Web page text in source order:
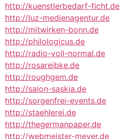
http://kuenstlerbedarf-ficht.de
http://luz-medienagentur.de
http://mitwirken-bonn.de
http://philologicus.de
http://radio-voll-normal.de
http://rosareibke.de
http://roughgem.de
http://salon-saskia.de
http://sorgenfrei-events.de
http://staehlerei.de
http://thegermanpaper.de
http://webmeister-meyer.de